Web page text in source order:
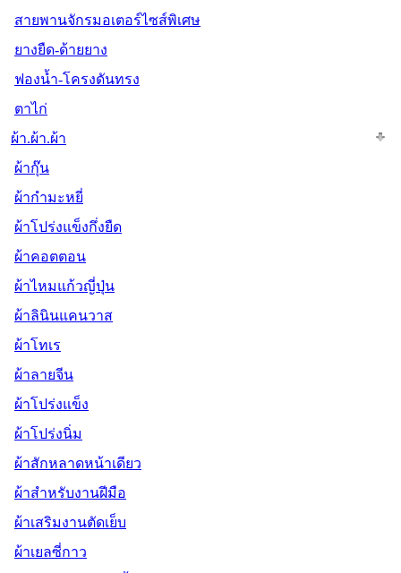
สายพานจักรมอเตอร์ไซส์พิเศษ
ยางยืด-ด้ายยาง
ฟองน้ำ-โครงดันทรง
ตาไก่
ผ้า.ผ้า.ผ้า
ผ้ากุ๊น
ผ้ากำมะหยี่
ผ้าโปร่งแข็งกึ่งยืด
ผ้าคอตตอน
ผ้าไหมแก้วญี่ปุ่น
ผ้าลินินแคนวาส
ผ้าโทเร
ผ้าลายจีน
ผ้าโปร่งแข็ง
ผ้าโปร่งนิ่ม
ผ้าสักหลาดหน้าเดียว
ผ้าสำหรับงานฝีมือ
ผ้าเสริมงานตัดเย็บ
ผ้าเยลซี่กาว